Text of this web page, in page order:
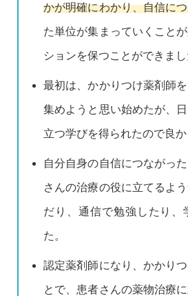
かが明確にわかり、自信に
た単位が集まっていくこと
ションを保つことができまし
最初は、かかりつけ薬剤師
集めようと思い始めたが、
立つ学びを得られたので良か
自分自身の自信につながっ
さんの治療の役に立てるよ
だり、通信で勉強したり、
た。
認定薬剤師になり、かかり
とで、患者さんの薬物治療